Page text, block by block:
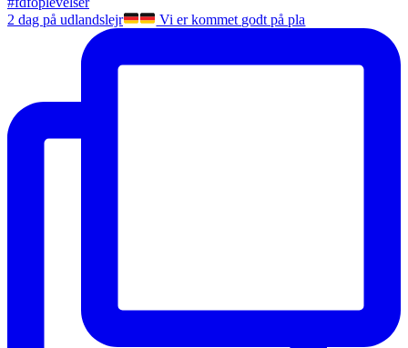
2 dag på udlandslejr Vi er kommet godt på pla